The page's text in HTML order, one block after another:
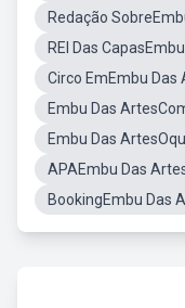
Redação
REI Das
Circo EmEmbu Das
Embu Das
Embu Das
APAEmbu Das
BookingEmbu Das